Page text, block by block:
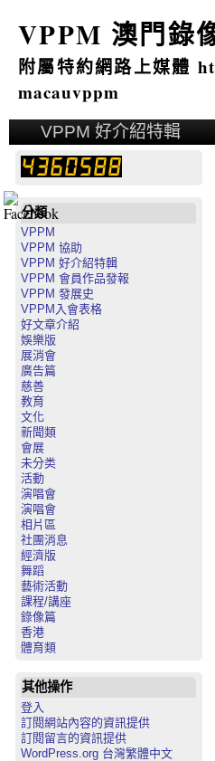
VPPM 澳門錄
附屬特約網路上媒體
macauvppm
VPPM 好介紹特輯
分類
VPPM
VPPM 協助
VPPM 好介紹特輯
VPPM 會員作品發報
VPPM 發展史
VPPM入會表格
好文章介紹
娛樂版
展消會
廣告篇
慈善
教育
文化
新聞類
會展
未分类
活動
演唱會
演唱會
相片區
社團消息
經濟版
舞蹈
藝術活動
課程/講座
錄像篇
香港
體育類
其他操作
登入
訂閱網站內容的資訊提供
訂閱留言的資訊提供
WordPress.org 台灣繁體中文